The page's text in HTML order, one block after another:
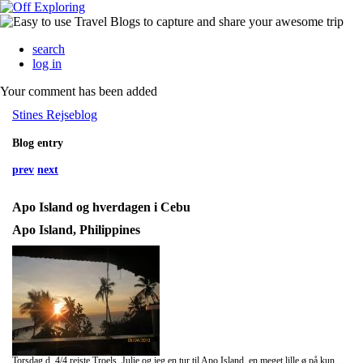
search
log in
Your comment has been added
Stines Rejseblog
Blog entry
prev next
Apo Island og hverdagen i Cebu
Apo Island, Philippines